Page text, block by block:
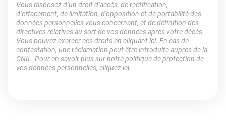
Vous disposez d’un droit d’accès, de rectification,
d’effacement, de limitation, d’opposition et de portabilité des
données personnelles vous concernant, et de définition des
directives relatives au sort de vos données après votre décès.
Vous pouvez exercer ces droits en cliquantici. En cas de
contestation, une réclamation peut être introduite auprès de la
CNIL. Pour en savoir plus sur notre politique de protection de
vos données personnelles, cliquezici.